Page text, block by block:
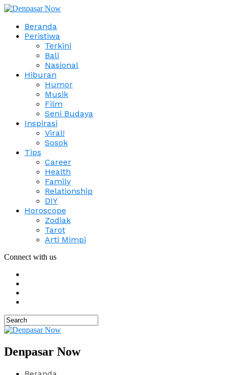
Beranda
Peristiwa
Terkini
Bali
Nasional
Hiburan
Humor
Musik
Film
Seni Budaya
Inspirasi
Viral!
Sosok
Tips
Career
Health
Family
Relationship
DIY
Horoscope
Zodiak
Tarot
Arti Mimpi
Connect with us
Denpasar Now